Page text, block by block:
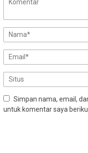
Simpan nama, email,
untuk komentar saya